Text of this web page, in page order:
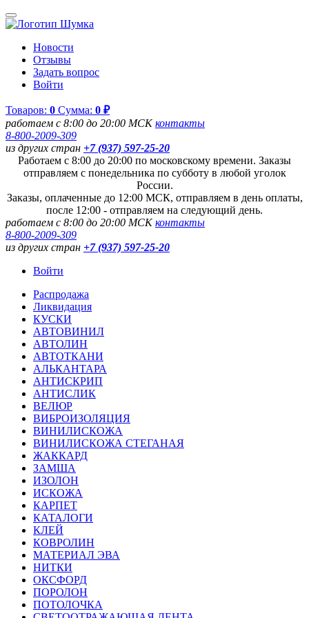
Новости
Отзывы
Задать вопрос
Войти
Товаров: 0 Сумма: 0 ₽
работаем с 8:00 до 20:00 МСКконтакты
8-800-2009-309
из других стран +7 (937) 597-25-20
Работаем с 8:00 до 20:00 по московскому времени. Заказы
отправляем с понедельника по субботу в любой уголок
России.
Заказы, оплаченные до 12:00 МСК, отправляем в день оплаты,
после 12:00 - отправляем на следующий день.
работаем с 8:00 до 20:00 МСКконтакты
8-800-2009-309
из других стран +7 (937) 597-25-20
Войти
Распродажа
Ликвидация
КУСКИ
АВТОВИНИЛ
АВТОЛИН
АВТОТКАНИ
АЛЬКАНТАРА
АНТИСКРИП
АНТИСЛИК
ВЕЛЮР
ВИБРОИЗОЛЯЦИЯ
ВИНИЛИСКОЖА
ВИНИЛИСКОЖА СТЕГАНАЯ
ЖАККАРД
ЗАМША
ИЗОЛОН
ИСКОЖА
КАРПЕТ
КАТАЛОГИ
КЛЕЙ
КОВРОЛИН
МАТЕРИАЛ ЭВА
НИТКИ
ОКСФОРД
ПОРОЛОН
ПОТОЛОЧКА